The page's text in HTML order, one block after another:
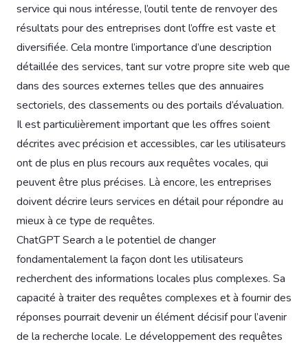
service qui nous intéresse, l’outil tente de renvoyer des
résultats pour des entreprises dont l’offre est vaste et
diversifiée. Cela montre l’importance d’une description
détaillée des services, tant sur votre propre site web que
dans des sources externes telles que des annuaires
sectoriels, des classements ou des portails d’évaluation.
Il est particulièrement important que les offres soient
décrites avec précision et accessibles, car les utilisateurs
ont de plus en plus recours aux requêtes vocales, qui
peuvent être plus précises. Là encore, les entreprises
doivent décrire leurs services en détail pour répondre au
mieux à ce type de requêtes.
ChatGPT Search a le potentiel de changer
fondamentalement la façon dont les utilisateurs
recherchent des informations locales plus complexes. Sa
capacité à traiter des requêtes complexes et à fournir des
réponses pourrait devenir un élément décisif pour l’avenir
de la recherche locale. Le développement des requêtes